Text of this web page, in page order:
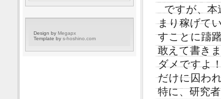
ですが、
まり稼げて
すことに躊
敢えて書き
ダメですよ
だけに囚わ
特に、研究
Design by Megapx
Template by s-hoshino.com